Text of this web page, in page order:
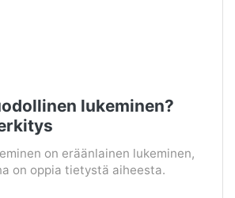
lukeminen?
on eräänlainen lukeminen,
on oppia tietystä aiheesta.